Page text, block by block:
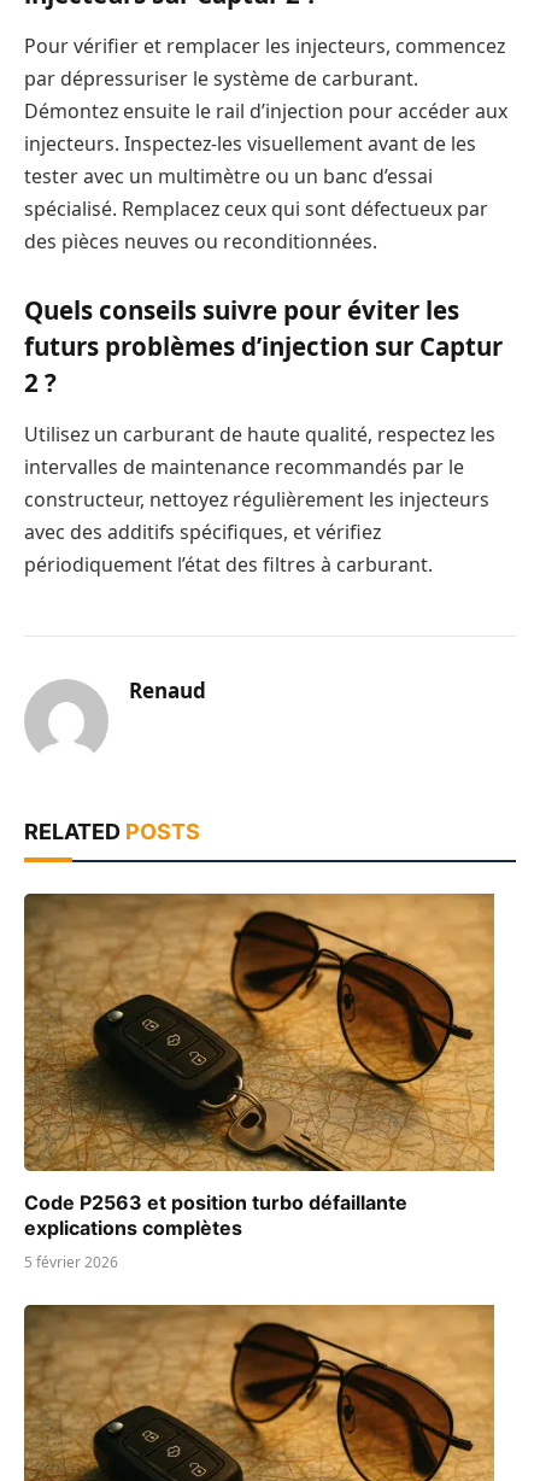
Pour vérifier et remplacer les injecteurs, commencez
par dépressuriser le système de carburant.
Démontez ensuite le rail d’injection pour accéder aux
injecteurs. Inspectez-les visuellement avant de les
tester avec un multimètre ou un banc d’essai
spécialisé. Remplacez ceux qui sont défectueux par
des pièces neuves ou reconditionnées.
Quels conseils suivre pour éviter les
futurs problèmes d’injection sur Captur
2 ?
Utilisez un carburant de haute qualité, respectez les
intervalles de maintenance recommandés par le
constructeur, nettoyez régulièrement les injecteurs
avec des additifs spécifiques, et vérifiez
périodiquement l’état des filtres à carburant.
Renaud
RELATED POSTS
Code P2563 et position turbo défaillante
explications complètes
5 février 2026